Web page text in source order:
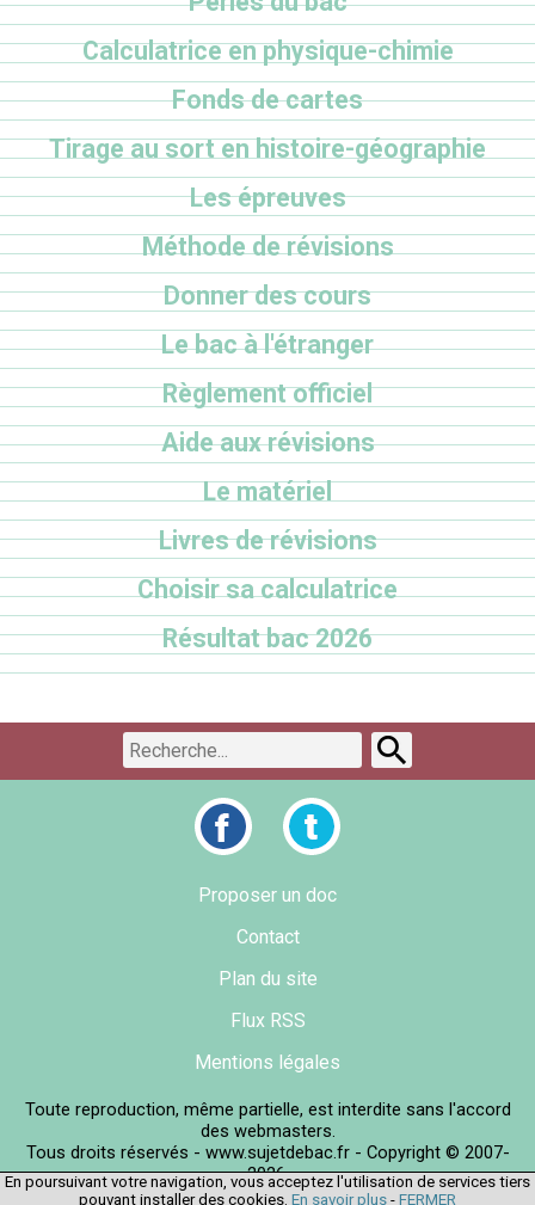
Calculatrice en physique-chimie
Fonds de cartes
Tirage au sort en histoire-géographie
Les épreuves
Méthode de révisions
Donner des cours
Le bac à l'étranger
Règlement officiel
Aide aux révisions
Le matériel
Livres de révisions
Choisir sa calculatrice
Résultat bac 2026
Proposer un doc
Contact
Plan du site
Flux RSS
Mentions légales
Toute reproduction, même partielle, est interdite sans l'accord
des webmasters.
Tous droits réservés - www.sujetdebac.fr - Copyright © 2007-
2026.
En poursuivant votre navigation, vous acceptez l'utilisation de services tiers
pouvant installer des cookies. En savoir plus - FERMER